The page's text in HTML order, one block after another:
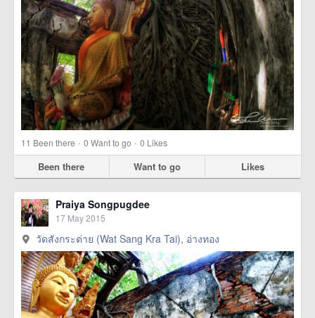
11 Been there · 0 Want to go · 0 Likes
Been there Want to go Likes
Praiya Songpugdee
17 May 2015
วัดสังกระต่าย (Wat Sang Kra Tai), อ่างทอง